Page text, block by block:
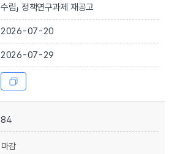
수립」 정책연구과제 재공고
2026-07-20
2026-07-29
84
마감